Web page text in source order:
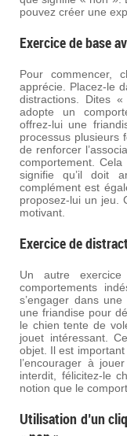
pouvez créer une
Exercice de base
Pour commencer,
apprécie. Placez-le
distractions. Dites
adopte un
offrez-lui une
processus plusieurs
de renforcer
comportement.
signifie qu’il doit
complément est
proposez-lui un jeu.
motivant.
Exercice de
Un autre
comportements
s’engager dans
une friandise pour
le chien tente de
jouet intéressant.
objet. Il est
l’encourager à
interdit, félicitez-le
notion que le
Utilisation d’un